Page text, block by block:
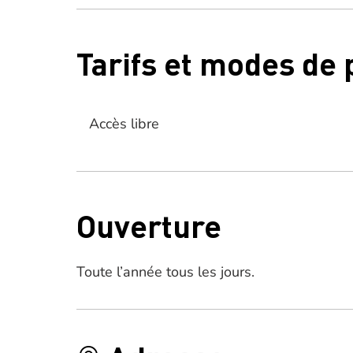
Tarifs et modes de
Accès libre
Ouverture
Toute l’année tous les jours.